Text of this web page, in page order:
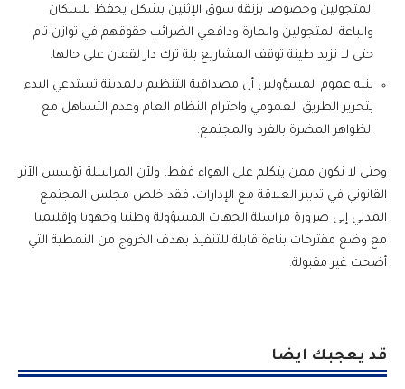
المتجولين وخصوصا بزنقة سوق الإثنين بشكل يحفظ للسكان
والباعة المتجولين والمارة ودافعي الضرائب حقوقهم في توازن تام
حتى لا نزيد طينة توقف المشاريع بلة ترك دار لقمان على حالها.
ينبه عموم المسؤولين أن مصداقية التنظيم بالمدينة تستدعي البدء
بتحرير الطريق العمومي واحترام النظام العام وعدم التساهل مع
الظواهر المضرة بالفرد والمجتمع.
وحتى لا نكون ممن يتكلم على الهواء فقط، ولأن المراسلة تؤسس الأثر
القانوني في تدبير العلاقة مع الإدارات، فقد خلص مجلس المجتمع
المدني إلى ضرورة مراسلة الجهات المسؤولة وطنيا وجهويا وإقليميا
مع وضع مقترحات بناءة قابلة للتنفيذ بهدف الخروج من النمطية التي
أضحت غير مقبولة.
قد يعجبك ايضا